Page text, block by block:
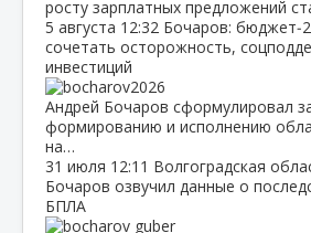
росту зарплатных предложений
5 августа 12:32 Бочаров:
сочетать осторожность,
инвестиций
Андрей Бочаров сформулировал
формированию и исполнению
на…
31 июля 12:11 Волгоградская
Бочаров озвучил данные о
БПЛА